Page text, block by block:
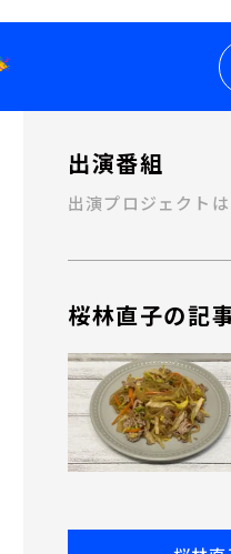
出演番組
出演プロジェクトは
桜林直子の記